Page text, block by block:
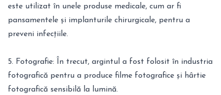
este utilizat în unele produse medicale, cum ar fi
pansamentele și implanturile chirurgicale, pentru a
preveni infecțiile.
5. Fotografie: În trecut, argintul a fost folosit în industria
fotografică pentru a produce filme fotografice și hârtie
fotografică sensibilă la lumină.